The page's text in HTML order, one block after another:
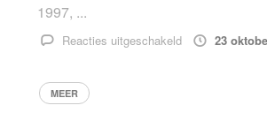
1997, ...
Reacties uitgeschakeldvoor
23
MEER